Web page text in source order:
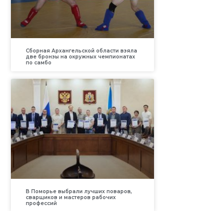
Сборная Архангельской области взяла
две бронзы на окружных чемпионатах
по самбо
В Поморье выбрали лучших поваров,
сварщиков и мастеров рабочих
профессий